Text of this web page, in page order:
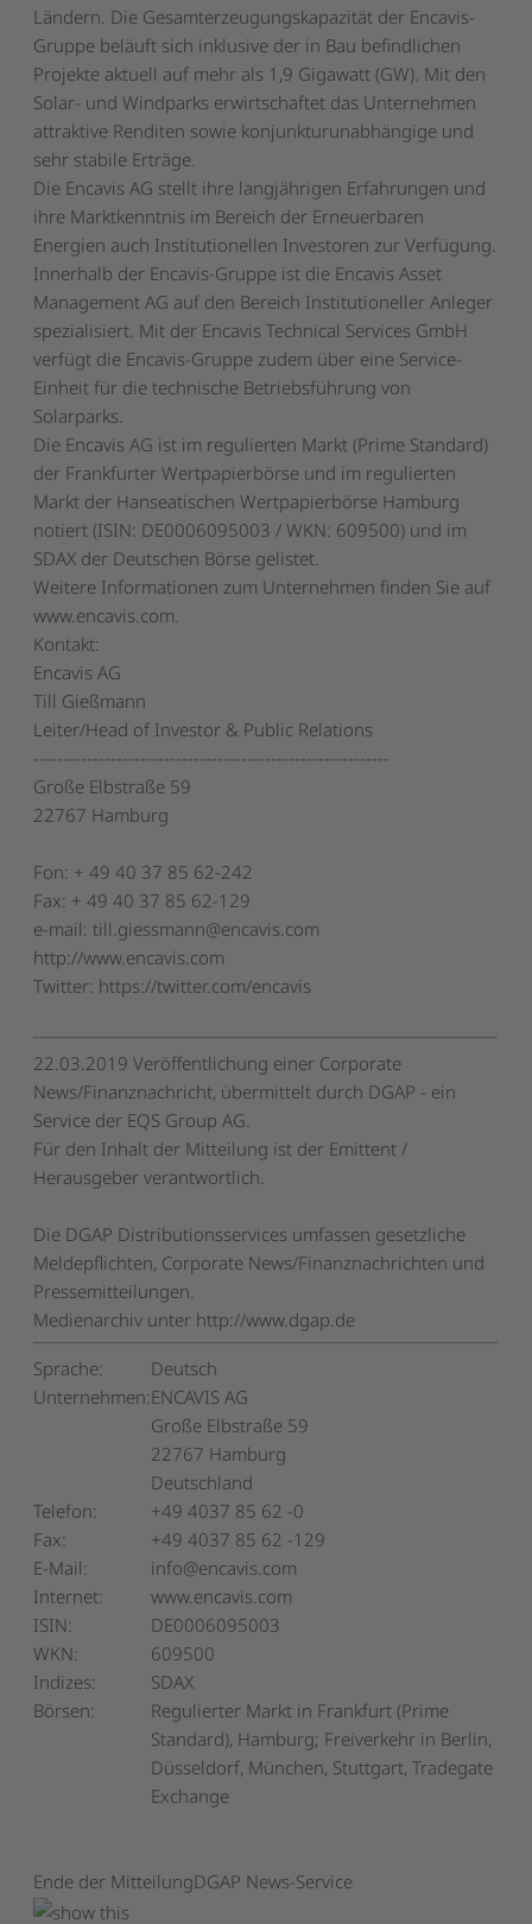
Ländern. Die Gesamterzeugungskapazität der Encavis-
Gruppe beläuft sich inklusive der in Bau befindlichen
Projekte aktuell auf mehr als 1,9 Gigawatt (GW). Mit den
Solar- und Windparks erwirtschaftet das Unternehmen
attraktive Renditen sowie konjunkturunabhängige und
sehr stabile Erträge.
Die Encavis AG stellt ihre langjährigen Erfahrungen und
ihre Marktkenntnis im Bereich der Erneuerbaren
Energien auch Institutionellen Investoren zur Verfügung.
Innerhalb der Encavis-Gruppe ist die Encavis Asset
Management AG auf den Bereich Institutioneller Anleger
spezialisiert. Mit der Encavis Technical Services GmbH
verfügt die Encavis-Gruppe zudem über eine Service-
Einheit für die technische Betriebsführung von
Solarparks.
Die Encavis AG ist im regulierten Markt (Prime Standard)
der Frankfurter Wertpapierbörse und im regulierten
Markt der Hanseatischen Wertpapierbörse Hamburg
notiert (ISIN: DE0006095003 / WKN: 609500) und im
SDAX der Deutschen Börse gelistet.
Weitere Informationen zum Unternehmen finden Sie auf
www.encavis.com
Kontakt:
Encavis AG
Till Gießmann
Leiter/Head of Investor & Public Relations
------------------------------------------------------------
Große Elbstraße 59
22767 Hamburg
Fon: + 49 40 37 85 62-242
Fax: + 49 40 37 85 62-129
e-mail: till.giessmann@encavis.com
http://www.encavis.com
Twitter: https://twitter.com/encavis
22.03.2019 Veröffentlichung einer Corporate
News/Finanznachricht, übermittelt durch DGAP - ein
Service der EQS Group AG.
Für den Inhalt der Mitteilung ist der Emittent /
Herausgeber verantwortlich.
Die DGAP Distributionsservices umfassen gesetzliche
Meldepflichten, Corporate News/Finanznachrichten und
Pressemitteilungen.
Medienarchiv unter http://www.dgap.de
Sprache:
Deutsch
Unternehmen:ENCAVIS AG
Große Elbstraße 59
22767 Hamburg
Deutschland
Telefon:
+49 4037 85 62 -0
Fax:
+49 4037 85 62 -129
E-Mail:
info@encavis.com
Internet:
www.encavis.com
ISIN:
DE0006095003
WKN:
609500
Indizes:
SDAX
Börsen:
Regulierter Markt in Frankfurt (Prime
Standard), Hamburg; Freiverkehr in Berlin,
Düsseldorf, München, Stuttgart, Tradegate
Exchange
Ende der MitteilungDGAP News-Service